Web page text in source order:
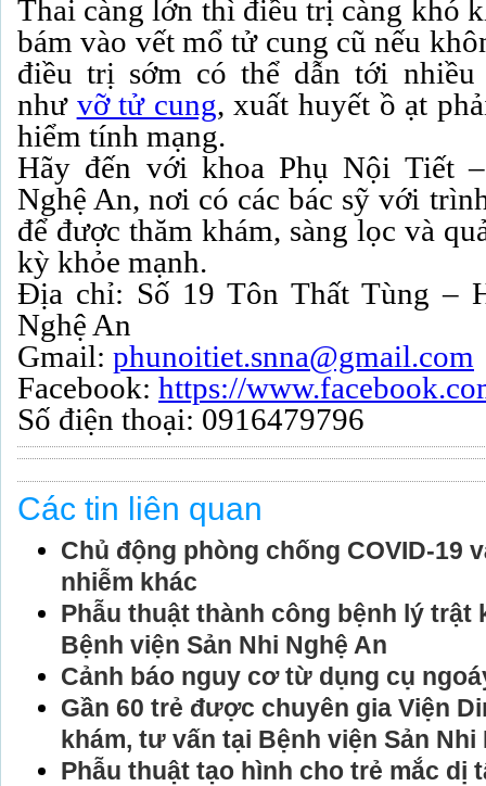
Thai càng lớn thì điều trị càng khó
bám vào vết mổ tử cung cũ nếu
điều trị sớm có thể dẫn tới nhiều
như vỡ tử cung, xuất huyết ồ ạt
hiểm tính mạng.
Hãy đến với khoa Phụ Nội Tiết
Nghệ An, nơi có các bác sỹ với
để được thăm khám, sàng lọc và
kỳ khỏe mạnh.
Địa chỉ: Số 19 Tôn Thất Tùng –
Nghệ An
Gmail: phunoitiet.snna@gmail.com
Facebook: https://
Số điện thoại: 0916479796
Các tin liên quan
Chủ động phòng chống COVID-19
nhiễm khác
Phẫu thuật thành công bệnh lý trật
Bệnh viện Sản Nhi Nghệ An
Cảnh báo nguy cơ từ dụng cụ
Gần 60 trẻ được chuyên gia Viện
khám, tư vấn tại Bệnh viện Sản Nhi
Phẫu thuật tạo hình cho trẻ mắc dị